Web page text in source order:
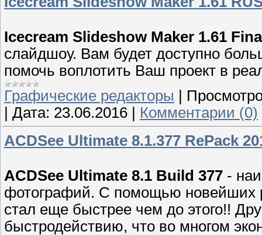
Icecream Slideshow Maker 1.61
слайдшоу. Вам будет доступно
помочь воплотить Ваш проект в
Графические редакторы
Дата: 23.06.2016
Комментарии (0)
ACDSee Ultimate 8.1.377 RePack
ACDSee Ultimate 8.1 Build 377 -
фотографий. С помощью новейших
стал еще быстрее чем до этого!!
быстродействию, что во многом